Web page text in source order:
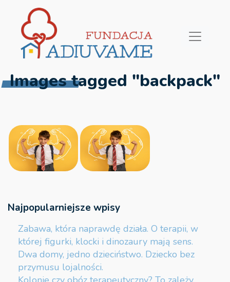
Images tagged "backpack"
Najpopularniejsze wpisy
Zabawa, która naprawdę działa. O terapii, w
której figurki, klocki i dinozaury mają sens.
Dwa domy, jedno dzieciństwo. Dziecko bez
przymusu lojalności.